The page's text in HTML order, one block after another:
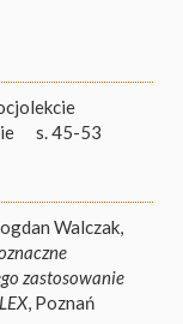
s. 45-53
Walczak,
zastosowanie
, Poznań